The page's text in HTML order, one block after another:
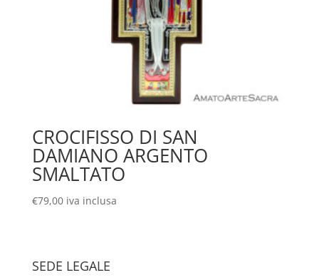
CROCIFISSO DI SAN
DAMIANO ARGENTO
SMALTATO
€79,00 iva inclusa
SEDE LEGALE